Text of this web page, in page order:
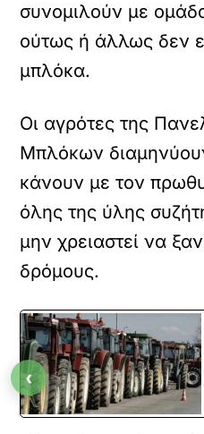
συνομιλούν με
ούτως ή άλλως δεν
μπλόκα.
Οι αγρότες της
Μπλόκων
κάνουν με τον
όλης της ύλης
μην χρειαστεί να
δρόμους.
‹